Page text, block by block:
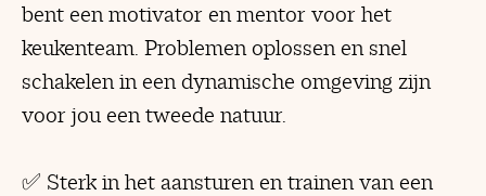
bent een motivator en mentor voor het
keukenteam. Problemen oplossen en snel
schakelen in een dynamische omgeving zijn
voor jou een tweede natuur.
✅ Sterk in het aansturen en trainen van een